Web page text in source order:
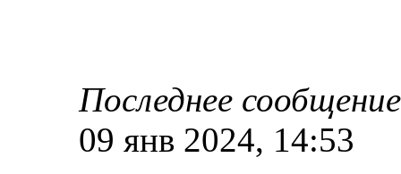
Последнее
09 янв 2024, 14:53